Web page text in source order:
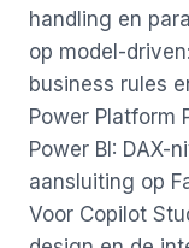
handling en
op model-
business rules
Power Platform
Power BI: DAX-
aansluiting op
Voor Copilot